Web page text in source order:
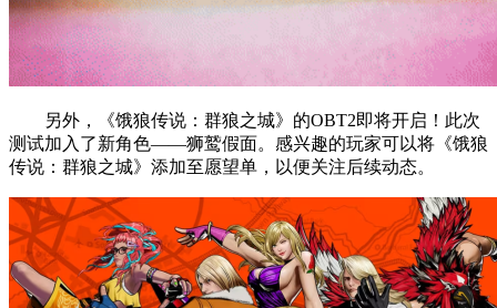
另外，《饿狼传说：群狼之城》的OBT2即将开启！此次
测试加入了新角色——狮鹫假面。感兴趣的玩家可以将《饿狼
传说：群狼之城》添加至愿望单，以便关注后续动态。